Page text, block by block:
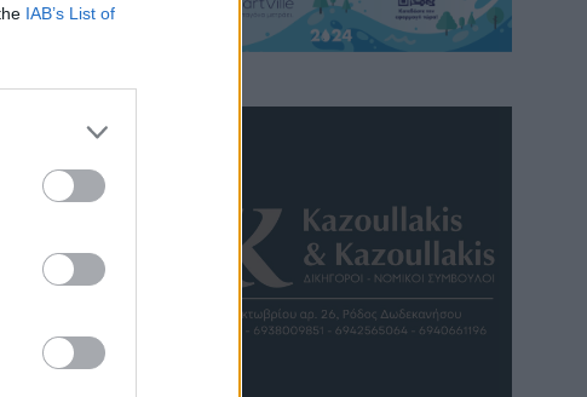
IAB’s List of